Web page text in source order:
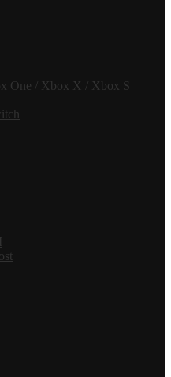
One / Xbox X / Xbox S